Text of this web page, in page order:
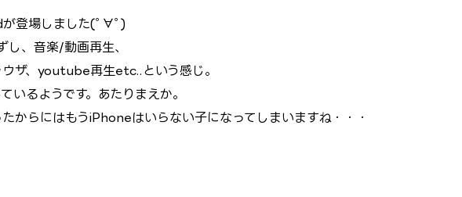
が登場しました(ﾟ∀ﾟ)
、音楽/動画再生、
ザ、youtube再生etc..という感じ。
いるようです。あたりまえか。
からにはもうiPhoneはいらない子になってしまいますね・・・